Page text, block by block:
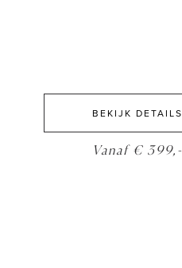
BEKIJK DETAILS
Vanaf € 399,-